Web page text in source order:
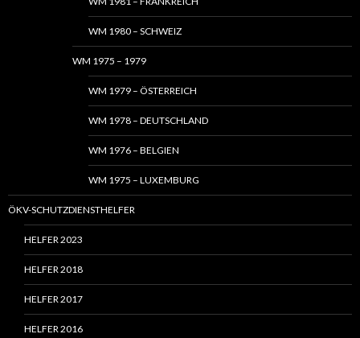
WM 1980 – SCHWEIZ
WM 1975 – 1979
WM 1979 – ÖSTERREICH
WM 1978 – DEUTSCHLAND
WM 1976 – BELGIEN
WM 1975 – LUXEMBURG
ÖKV-SCHUTZDIENSTHELFER
HELFER 2023
HELFER 2018
HELFER 2017
HELFER 2016